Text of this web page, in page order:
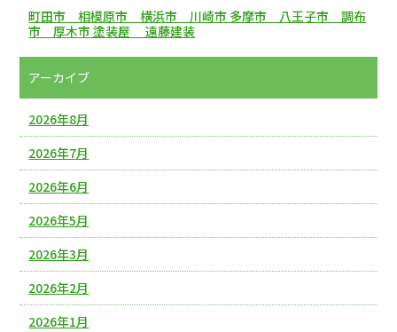
町田市 相模原市 横浜市 川崎市 多摩市 八王子市 調布
市 厚木市 塗装屋 遠藤建装
アーカイブ
2026年8月
2026年7月
2026年6月
2026年5月
2026年3月
2026年2月
2026年1月